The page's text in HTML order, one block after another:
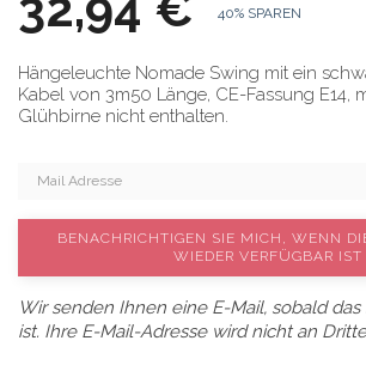
40% SPAREN
Hängeleuchte Nomade Swing mit ein
Kabel von 3m50 Länge, CE-Fassung E14,
Glühbirne nicht enthalten.
BENACHRICHTIGEN SIE MICH, WENN
WIEDER VERFÜGBAR IST
Wir senden Ihnen eine E-Mail, sobald
ist. Ihre E-Mail-Adresse wird nicht an